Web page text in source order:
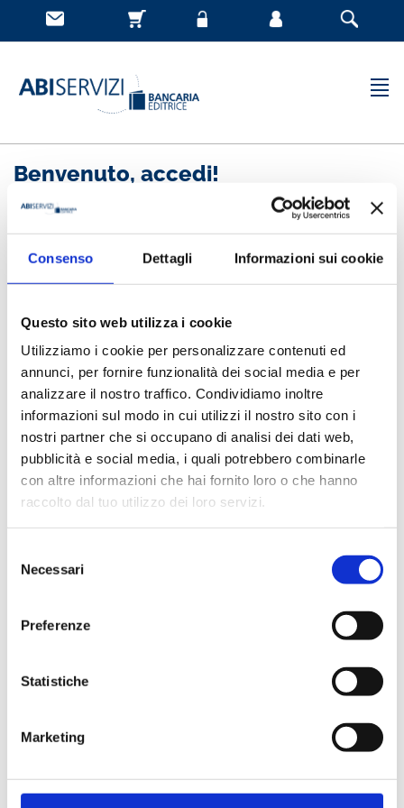
Consenso Dettagli Informazioni sui cookie
Questo sito web utilizza i cookie
Utilizziamo i cookie per personalizzare contenuti ed
annunci, per fornire funzionalità dei social media e per
analizzare il nostro traffico. Condividiamo inoltre
informazioni sul modo in cui utilizzi il nostro sito con i
nostri partner che si occupano di analisi dei dati web,
pubblicità e social media, i quali potrebbero combinarle
con altre informazioni che hai fornito loro o che hanno
raccolto dal tuo utilizzo dei loro servizi.
delNecessari
Preferenze
Statistiche
Marketing
Benvenuto, accedi!
la storia degli acquisti effettuati
Cliente già registrato